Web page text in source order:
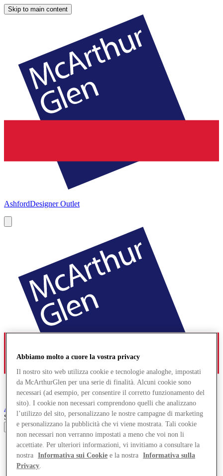
Skip to main content
AshfordDesigner Outlet
AshfordDesigner Outlet
Search input
Negozi
Offerte
Pianifica la tua visita
Cosa c'è in programma
Abbiamo molto a cuore la vostra privacy
Il nostro sito web utilizza cookie e tecnologie analoghe, impostati
da McArthurGlen per una serie di finalità. Alcuni cookie sono
necessari (ad esempio, per consentire il corretto funzionamento del
sito). I cookie non necessari comprendono quelli che analizzano
l’utilizzo del sito, personalizzano le nostre campagne di marketing
e personalizzano la pubblicità che vi viene mostrata. Tali cookie
non necessari non verranno impostati a meno che voi non li
accettiate. Per ulteriori informazioni, vi invitiamo a consultare la
nostra
Informativa sui Cookie e la nostra
Informativa sulla
Privacy.